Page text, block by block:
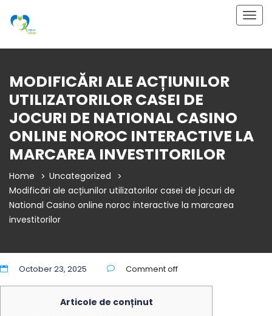
MODIFICĂRI ALE ACȚIUNILOR
UTILIZATORILOR CASEI DE
JOCURI DE NATIONAL CASINO
ONLINE NOROC INTERACTIVE LA
MARCAREA INVESTITORILOR
Home
Uncategorized
Modificări ale acțiunilor utilizatorilor casei de jocuri de
National Casino online noroc interactive la marcarea
investitorilor
October 23, 2025 Comment off
Articole de conținut